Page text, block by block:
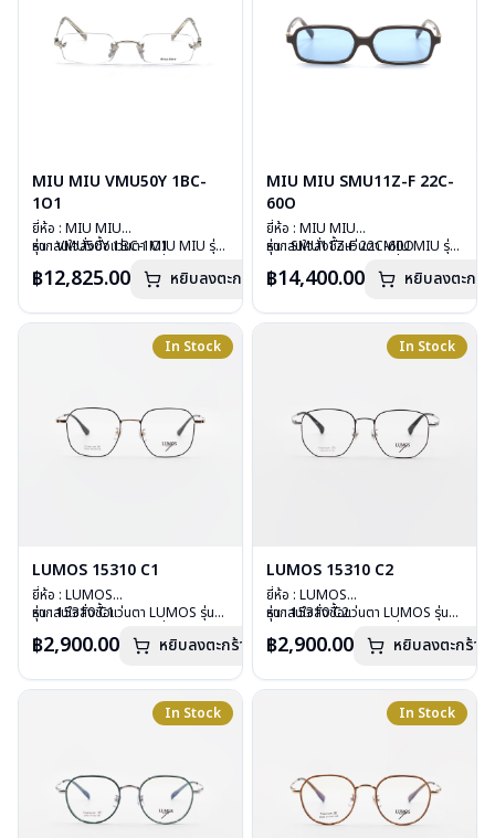
MIU MIU VMU50Y 1BC-
1O1
ยี่ห้อ : MIU MIU
รุ่น : VMU50Y 1BC-1O1
เลนส์ : Demo Lens
น้ำหนัก : 22 กรัม
อุปกรณ์ : กล่องแว่น , ผ้าเช็ดแว่น
หากสนใจสั่งชื้อแว่นตา MIU MIU รุ่น
กรุณาติดต่อเราคลิก
฿12,825.00 หยิบลงตะกร้า
MIU MIU SMU11Z-F 22C-
60O
ยี่ห้อ : MIU MIU
รุ่น : SMU11Z-F 22C-60O
เลนส์ : กันแดดสีฟ้า
น้ำหนัก : 24 กรัม
อุปกรณ์ : กล่องแว่น , ผ้าเช็ดแว่น
หากสนใจสั่งชื้อแว่นตา MIU MIU รุ่น
กรุณาติดต่อเราคลิก
฿14,400.00 หยิบลงตะกร้า
In Stock
LUMOS 15310 C1
ยี่ห้อ : LUMOS
รุ่น : 15310 C1
เลนส์ : Demo Lens
น้ำหนัก : 16 กรัม
อุปกรณ์ : กล่องแว่น , ผ้าเช็ดแว่น
หากสนใจสั่งชื้อแว่นตา LUMOS รุ่น
กรุณาติดต่อเราคลิก
฿2,900.00 หยิบลงตะกร้า
In Stock
LUMOS 15310 C2
ยี่ห้อ : LUMOS
รุ่น : 15310 C2
เลนส์ : Demo Lens
น้ำหนัก : 16 กรัม
อุปกรณ์ : กล่องแว่น , ผ้าเช็ดแว่น
หากสนใจสั่งชื้อแว่นตา LUMOS รุ่น
กรุณาติดต่อเราคลิก
฿2,900.00 หยิบลงตะกร้า
In Stock In Stock